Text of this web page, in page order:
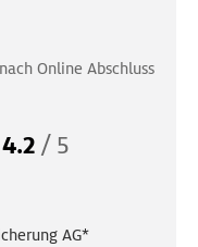
4.2 / 5
Online Abschluss
AG*